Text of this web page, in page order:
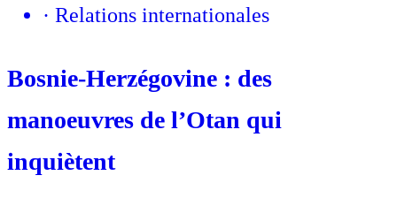
· Relations internationales
Bosnie-Herzégovine : des
manoeuvres de l’Otan qui
inquiètent